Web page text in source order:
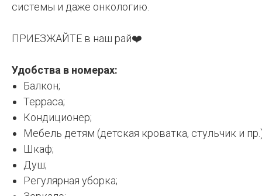
системы и даже онкологию.
ПРИЕЗЖАЙТЕ в наш рай❤️
Удобства в номерах:
Балкон;
Терраса;
Кондиционер;
Мебель детям (детская кроватка, стульчик и
Шкаф;
Душ;
Регулярная уборка;